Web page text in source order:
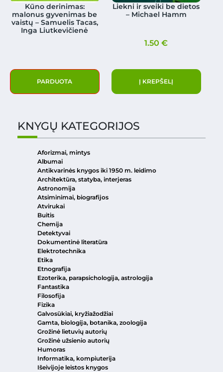
Kūno derinimas:
malonus gyvenimas be
vaistų – Samuelis Tacas,
Inga Liutkevičienė
PARDUOTA
Liekni ir sveiki be dietos
– Michael Hamm
1.50€
Į KREPŠELĮ
KNYGŲ KATEGORIJOS
Aforizmai, mintys
Albumai
Antikvarinės knygos iki 1950 m. leidimo
Architektūra, statyba, interjeras
Astronomija
Atsiminimai, biografijos
Atvirukai
Buitis
Chemija
Detektyvai
Dokumentinė literatūra
Elektrotechnika
Etika
Etnografija
Ezoterika, parapsichologija, astrologija
Fantastika
Filosofija
Fizika
Galvosūkiai, kryžiažodžiai
Gamta, biologija, botanika, zoologija
Grožinė lietuvių autorių
Grožinė užsienio autorių
Humoras
Informatika, kompiuterija
Išeivijoje leistos knygos